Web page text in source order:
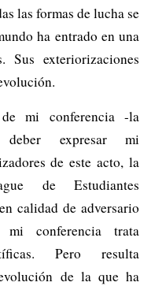
las formas de lucha se
ha entrado en una
Sus exteriorizaciones
mi conferencia -la
expresar mi
de este acto, la
de Estudiantes
calidad de adversario
conferencia trata
Pero resulta
de la que ha